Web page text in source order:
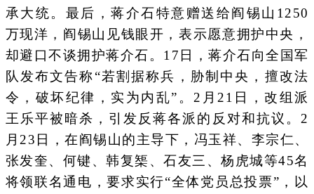
承大统。最后，蒋介石特意赠送给阎锡山1250
万现洋，阎锡山见钱眼开，表示愿意拥护中央，
却避口不谈拥护蒋介石。17日，蒋介石向全国军
队发布文告称“若割据称兵，胁制中央，擅改法
令，破坏纪律，实为内乱”。2月21日，改组派
王乐平被暗杀，引发反蒋各派的反对和抗议。2
月23日，在阎锡山的主导下，冯玉祥、李宗仁、
张发奎、何键、韩复榘、石友三、杨虎城等45名
将领联名通电，要求实行“全体党员总投票”，以